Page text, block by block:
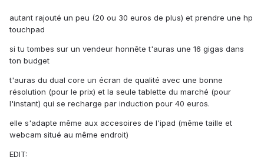
autant rajouté un peu (20 ou 30 euros de plus) et prendre une hp
touchpad
si tu tombes sur un vendeur honnête t'auras une 16 gigas dans
ton budget
t'auras du dual core un écran de qualité avec une bonne
résolution (pour le prix) et la seule tablette du marché (pour
l'instant) qui se recharge par induction pour 40 euros.
elle s'adapte même aux accesoires de l'ipad (même taille et
webcam situé au même endroit)
EDIT: